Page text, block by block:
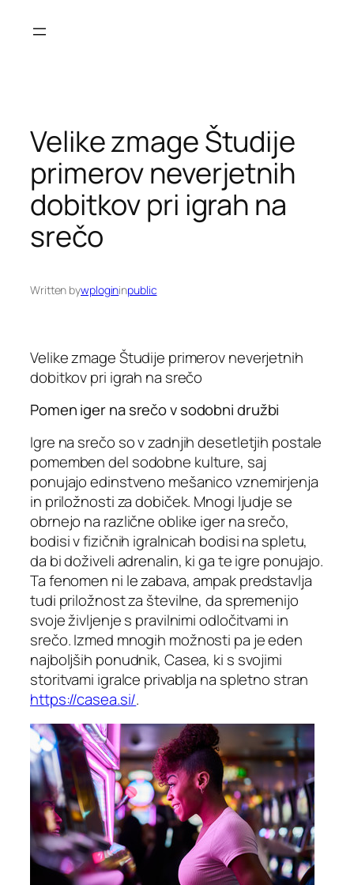
Velike zmage Študije
primerov neverjetnih
dobitkov pri igrah na
srečo
Written bywplogininpublic
Velike zmage Študije primerov neverjetnih
dobitkov pri igrah na srečo
Pomen iger na srečo v sodobni družbi
Igre na srečo so v zadnjih desetletjih postale
pomemben del sodobne kulture, saj
ponujajo edinstveno mešanico vznemirjenja
in priložnosti za dobiček. Mnogi ljudje se
obrnejo na različne oblike iger na srečo,
bodisi v fizičnih igralnicah bodisi na spletu,
da bi doživeli adrenalin, ki ga te igre ponujajo.
Ta fenomen ni le zabava, ampak predstavlja
tudi priložnost za številne, da spremenijo
svoje življenje s pravilnimi odločitvami in
srečo. Izmed mnogih možnosti pa je eden
najboljših ponudnik, Casea, ki s svojimi
storitvami igralce privablja na spletno stran
https://casea.si/.